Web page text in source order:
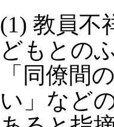
(1) 教員不
どもとの
「同僚間
い」など